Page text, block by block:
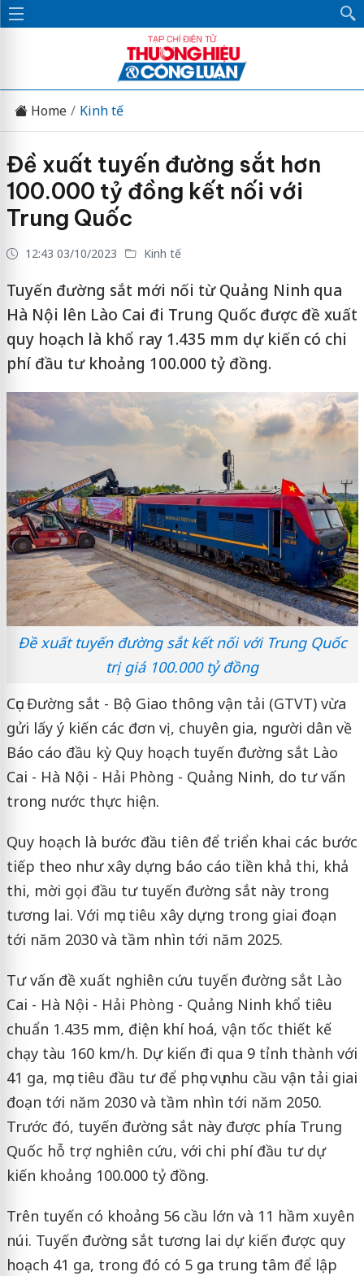
Home Kinh tế
Đề xuất tuyến đường sắt hơn
100.000 tỷ đồng kết nối với
Trung Quốc
12:43 03/10/2023 Kinh tế
Tuyến đường sắt mới nối từ Quảng Ninh qua
Hà Nội lên Lào Cai đi Trung Quốc được đề xuất
quy hoạch là khổ ray 1.435 mm dự kiến có chi
phí đầu tư khoảng 100.000 tỷ đồng.
Đề xuất tuyến đường sắt kết nối với Trung Quốc
trị giá 100.000 tỷ đồng
Cục Đường sắt - Bộ Giao thông vận tải (GTVT) vừa
gửi lấy ý kiến các đơn vị, chuyên gia, người dân về
Báo cáo đầu kỳ Quy hoạch tuyến đường sắt Lào
Cai - Hà Nội - Hải Phòng - Quảng Ninh, do tư vấn
trong nước thực hiện.
Quy hoạch là bước đầu tiên để triển khai các bước
tiếp theo như xây dựng báo cáo tiền khả thi, khả
thi, mời gọi đầu tư tuyến đường sắt này trong
tương lai. Với mục tiêu xây dựng trong giai đoạn
tới năm 2030 và tầm nhìn tới năm 2025.
Tư vấn đề xuất nghiên cứu tuyến đường sắt Lào
Cai - Hà Nội - Hải Phòng - Quảng Ninh khổ tiêu
chuẩn 1.435 mm, điện khí hoá, vận tốc thiết kế
chạy tàu 160 km/h. Dự kiến đi qua 9 tỉnh thành với
41 ga, mục tiêu đầu tư để phục vụ nhu cầu vận tải giai
đoạn tới năm 2030 và tầm nhìn tới năm 2050.
Trước đó, tuyến đường sắt này được phía Trung
Quốc hỗ trợ nghiên cứu, với chi phí đầu tư dự
kiến khoảng 100.000 tỷ đồng.
Trên tuyến có khoảng 56 cầu lớn và 11 hầm xuyên
núi. Tuyến đường sắt tương lai dự kiến được quy
hoạch 41 ga, trong đó có 5 ga trung tâm để lập